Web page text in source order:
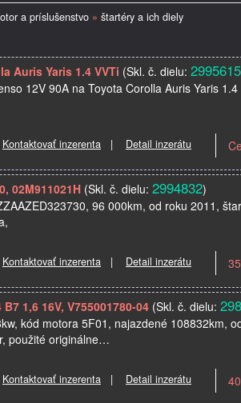
a príslušenstvo » štartéry a ich diely
Auris Yaris 1.4 VVTi (Skl. č. dielu: 2995615
12V 90A na Toyota Corolla Auris Yaris
Kontaktovať inzerenta | Detail inzerátu
02M911021H (Skl. č. dielu: 2994832)
96 000km, od roku 2011,
Kontaktovať inzerenta | Detail inzerátu
1,6 16V, V755001780-04 (Skl. č. dielu:
kód motora 5F01, najazdené 108832km,
použité originálne…
Kontaktovať inzerenta | Detail inzerátu